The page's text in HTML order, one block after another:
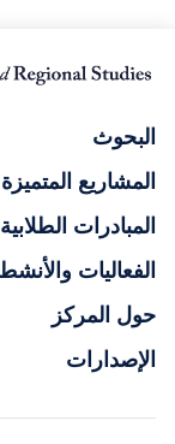
البحوث
المشاريع المتميزة
المبادرات الطلابية
الفعاليات
حول المركز
الإصدارات